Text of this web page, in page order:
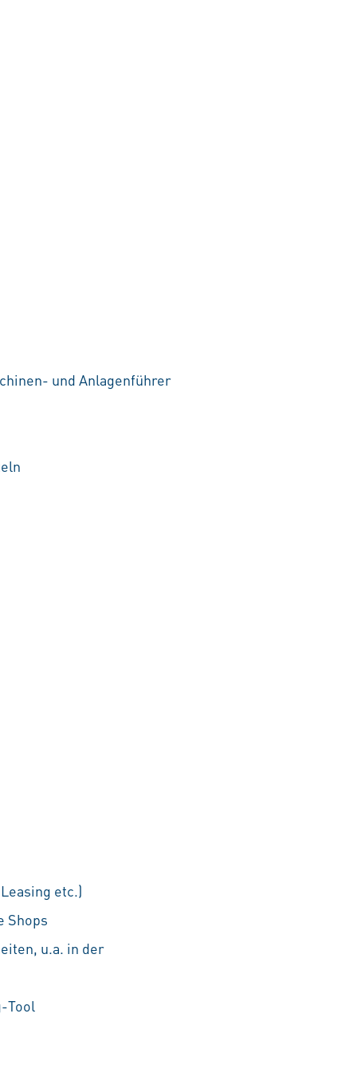
und Anlagenführer
etc.)
Shops
u.a. in der
Tool